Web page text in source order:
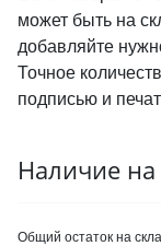
может быть на
добавляйте
Точное
подписью и
Наличие на
Общий остаток на